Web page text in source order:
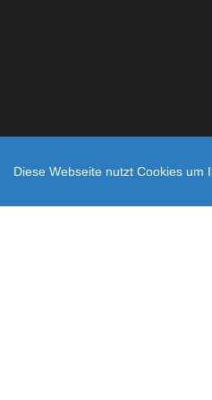
Diese Webseite nutzt Cookies um